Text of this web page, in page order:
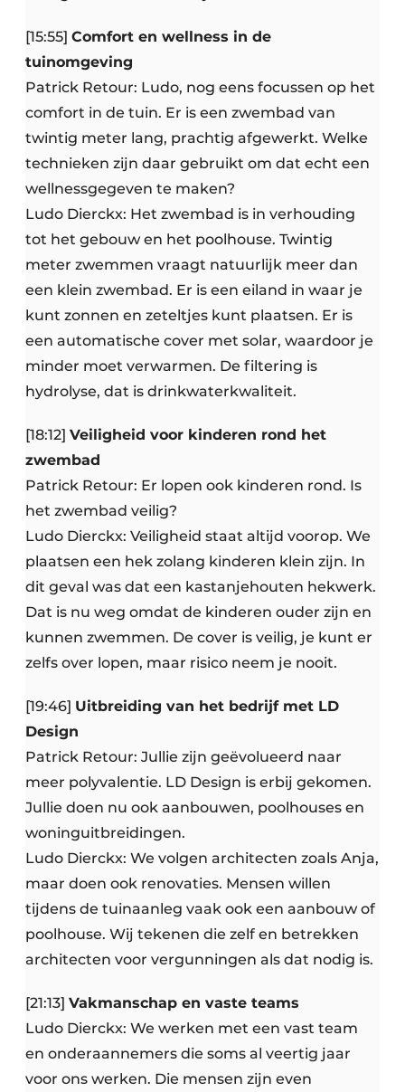
[15:55] Comfort en wellness in de
tuinomgeving
Patrick Retour: Ludo, nog eens focussen op het
comfort in de tuin. Er is een zwembad van
twintig meter lang, prachtig afgewerkt. Welke
technieken zijn daar gebruikt om dat echt een
wellnessgegeven te maken?
Ludo Dierckx: Het zwembad is in verhouding
tot het gebouw en het poolhouse. Twintig
meter zwemmen vraagt natuurlijk meer dan
een klein zwembad. Er is een eiland in waar je
kunt zonnen en zeteltjes kunt plaatsen. Er is
een automatische cover met solar, waardoor je
minder moet verwarmen. De filtering is
hydrolyse, dat is drinkwaterkwaliteit.
[18:12] Veiligheid voor kinderen rond het
zwembad
Patrick Retour: Er lopen ook kinderen rond. Is
het zwembad veilig?
Ludo Dierckx: Veiligheid staat altijd voorop. We
plaatsen een hek zolang kinderen klein zijn. In
dit geval was dat een kastanjehouten hekwerk.
Dat is nu weg omdat de kinderen ouder zijn en
kunnen zwemmen. De cover is veilig, je kunt er
zelfs over lopen, maar risico neem je nooit.
[19:46] Uitbreiding van het bedrijf met LD
Design
Patrick Retour: Jullie zijn geëvolueerd naar
meer polyvalentie. LD Design is erbij gekomen.
Jullie doen nu ook aanbouwen, poolhouses en
woninguitbreidingen.
Ludo Dierckx: We volgen architecten zoals Anja,
maar doen ook renovaties. Mensen willen
tijdens de tuinaanleg vaak ook een aanbouw of
poolhouse. Wij tekenen die zelf en betrekken
architecten voor vergunningen als dat nodig is.
[21:13] Vakmanschap en vaste teams
Ludo Dierckx: We werken met een vast team
en onderaannemers die soms al veertig jaar
voor ons werken. Die mensen zijn even